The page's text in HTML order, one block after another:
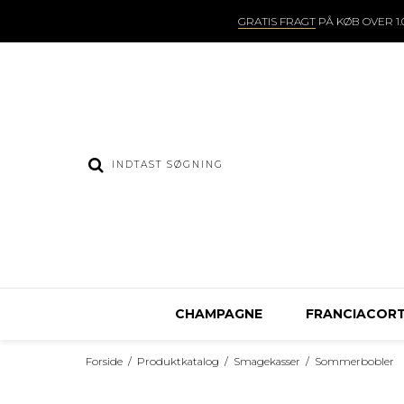
GRATIS FRAGTPÅ KØB OVER
CHAMPAGNE
Forside / Produktkatalog / Smagekasser / Sommerbobler